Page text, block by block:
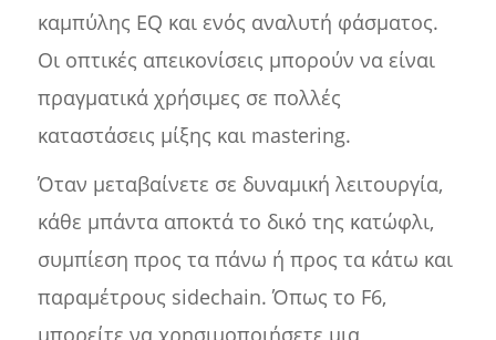
καμπύλης EQ και ενός αναλυτή φάσματος.
Οι οπτικές απεικονίσεις μπορούν να είναι
πραγματικά χρήσιμες σε πολλές
καταστάσεις μίξης και mastering.
Όταν μεταβαίνετε σε δυναμική λειτουργία,
κάθε μπάντα αποκτά το δικό της κατώφλι,
συμπίεση προς τα πάνω ή προς τα κάτω και
παραμέτρους sidechain. Όπως το F6,